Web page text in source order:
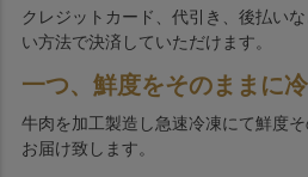
クレジットカード、代引き、後払い
い方法で決済していただけます。
一つ、鮮度をそのままに
牛肉を加工製造し急速冷凍にて鮮度
お届け致します。